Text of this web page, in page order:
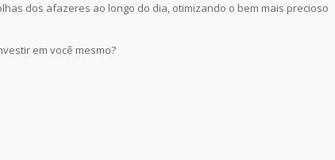
dos afazeres ao longo do dia, otimizando o bem mais precioso
em você mesmo?